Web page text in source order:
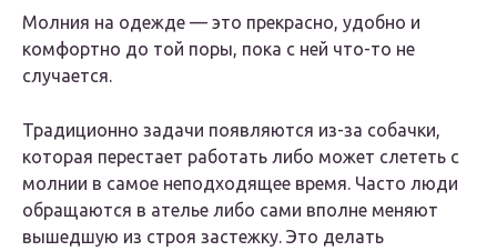
Молния на одежде — это прекрасно, удобно и
комфортно до той поры, пока с ней что-то не
случается.
Традиционно задачи появляются из-за собачки,
которая перестает работать либо может слететь с
молнии в самое неподходящее время. Часто люди
обращаются в ателье либо сами вполне меняют
вышедшую из строя застежку. Это делать